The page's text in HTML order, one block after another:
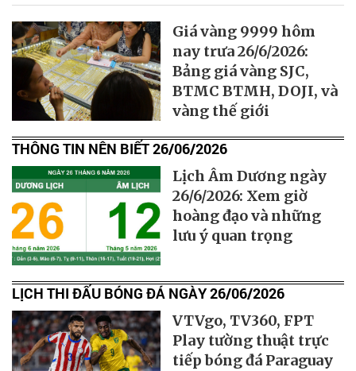
Giá vàng 9999 hôm
nay trưa 26/6/2026:
Bảng giá vàng SJC,
BTMC BTMH, DOJI, và
vàng thế giới
THÔNG TIN NÊN BIẾT 26/06/2026
Lịch Âm Dương ngày
26/6/2026: Xem giờ
hoàng đạo và những
lưu ý quan trọng
LỊCH THI ĐẤU BÓNG ĐÁ NGÀY 26/06/2026
VTVgo, TV360, FPT
Play tường thuật trực
tiếp bóng đá Paraguay